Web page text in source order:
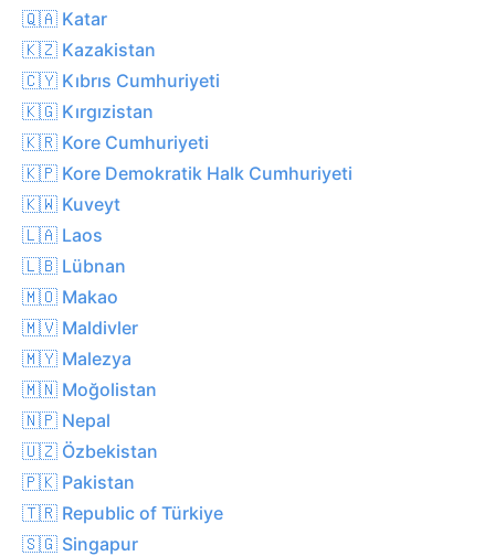
🇶🇦 Katar
🇰🇿 Kazakistan
🇨🇾 Kıbrıs Cumhuriyeti
🇰🇬 Kırgızistan
🇰🇷 Kore Cumhuriyeti
🇰🇵 Kore Demokratik Halk Cumhuriyeti
🇰🇼 Kuveyt
🇱🇦 Laos
🇱🇧 Lübnan
🇲🇴 Makao
🇲🇻 Maldivler
🇲🇾 Malezya
🇲🇳 Moğolistan
🇳🇵 Nepal
🇺🇿 Özbekistan
🇵🇰 Pakistan
🇹🇷 Republic of Türkiye
🇸🇬 Singapur